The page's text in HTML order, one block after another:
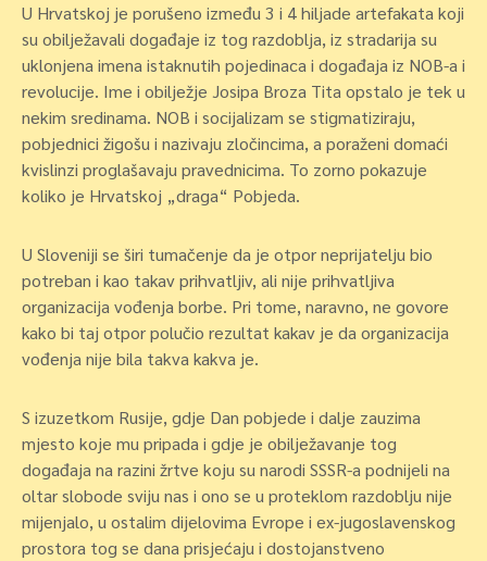
U Hrvatskoj je porušeno između 3 i 4 hiljade artefakata koji
su obilježavali događaje iz tog razdoblja, iz stradarija su
uklonjena imena istaknutih pojedinaca i događaja iz NOB-a i
revolucije. Ime i obilježje Josipa Broza Tita opstalo je tek u
nekim sredinama. NOB i socijalizam se stigmatiziraju,
pobjednici žigošu i nazivaju zločincima, a poraženi domaći
kvislinzi proglašavaju pravednicima. To zorno pokazuje
koliko je Hrvatskoj „draga“ Pobjeda.
U Sloveniji se širi tumačenje da je otpor neprijatelju bio
potreban i kao takav prihvatljiv, ali nije prihvatljiva
organizacija vođenja borbe. Pri tome, naravno, ne govore
kako bi taj otpor polučio rezultat kakav je da organizacija
vođenja nije bila takva kakva je.
S izuzetkom Rusije, gdje Dan pobjede i dalje zauzima
mjesto koje mu pripada i gdje je obilježavanje tog
događaja na razini žrtve koju su narodi SSSR-a podnijeli na
oltar slobode sviju nas i ono se u proteklom razdoblju nije
mijenjalo, u ostalim dijelovima Evrope i ex-jugoslavenskog
prostora tog se dana prisjećaju i dostojanstveno